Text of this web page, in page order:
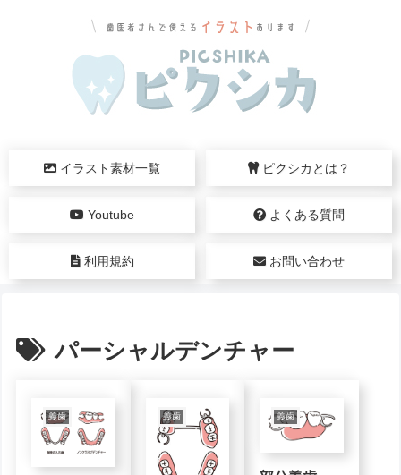
イラスト素材一覧 ピクシカとは？
Youtube よくある質問
利用規約 お問い合わせ
パーシャルデンチャー
義歯 義歯 義歯